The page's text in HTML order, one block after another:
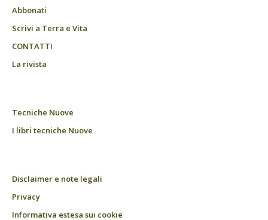
Abbonati
Scrivi a Terra e Vita
CONTATTI
La rivista
Tecniche Nuove
I libri tecniche Nuove
Disclaimer e note legali
Privacy
Informativa estesa sui cookie